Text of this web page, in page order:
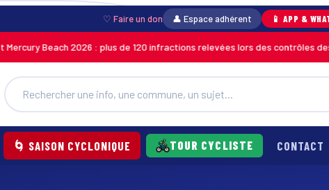
♡ Faire un don 👤 Espace adhérent 📱 APP &
Beach 2026 : plus de 120 infractions relevées lors des contrôles des
🌀 SAISON CYCLONIQUE TOUR CYCLISTE CONTACT